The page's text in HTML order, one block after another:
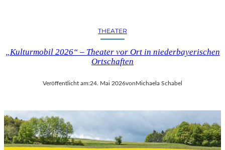
THEATER
„Kulturmobil 2026“ – Theater vor Ort in niederbayerischen
Ortschaften
Veröffentlicht am:24. Mai 2026vonMichaela Schabel